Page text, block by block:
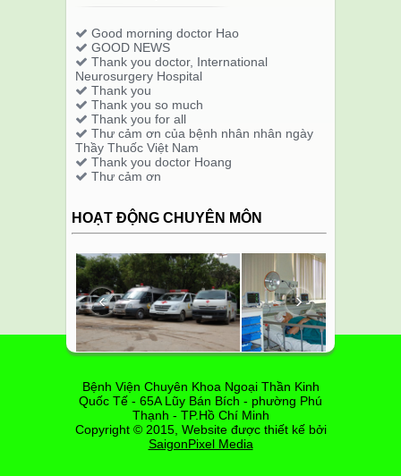
Good morning doctor Hao
GOOD NEWS
Thank you doctor, International
Neurosurgery Hospital
Thank you
Thank you so much
Thank you for all
Thư cảm ơn của bệnh nhân nhân ngày
Thầy Thuốc Việt Nam
Thank you doctor Hoang
Thư cảm ơn
HOẠT ĐỘNG CHUYÊN MÔN
‹ ›
Bệnh Viện Chuyên Khoa Ngoại Thần Kinh
Quốc Tế - 65A Lũy Bán Bích - phường Phú
Thạnh - TP.Hồ Chí Minh
Copyright © 2015, Website được thiết kế bởi
SaigonPixel Media